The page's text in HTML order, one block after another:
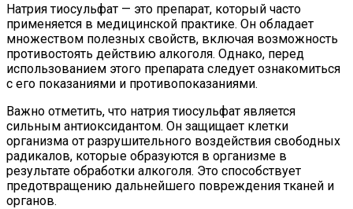
Натрия тиосульфат — это препарат, который часто
применяется в медицинской практике. Он обладает
множеством полезных свойств, включая возможность
противостоять действию алкоголя. Однако, перед
использованием этого препарата следует ознакомиться
с его показаниями и противопоказаниями.
Важно отметить, что натрия тиосульфат является
сильным антиоксидантом. Он защищает клетки
организма от разрушительного воздействия свободных
радикалов, которые образуются в организме в
результате обработки алкоголя. Это способствует
предотвращению дальнейшего повреждения тканей и
органов.